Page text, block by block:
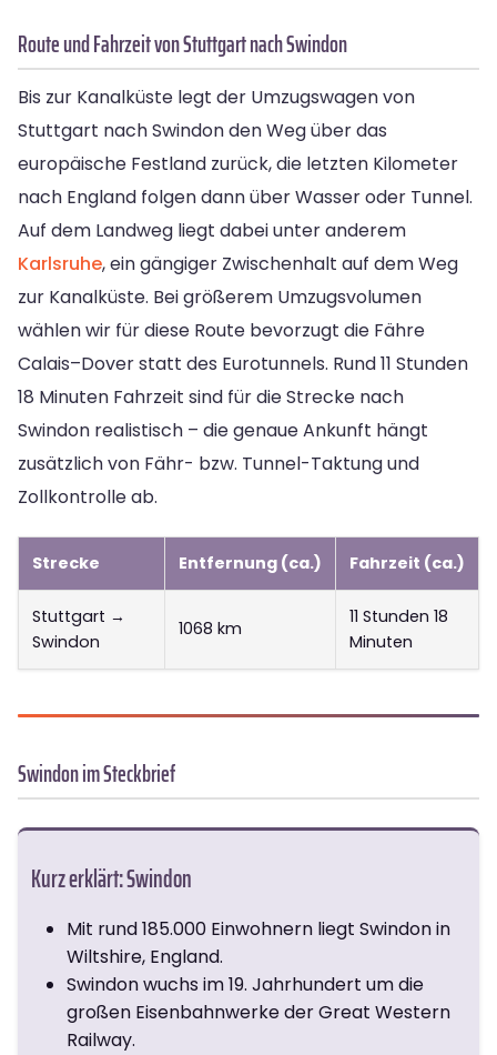
Route und Fahrzeit von Stuttgart nach Swindon
Bis zur Kanalküste legt der Umzugswagen von
Stuttgart nach Swindon den Weg über das
europäische Festland zurück, die letzten Kilometer
nach England folgen dann über Wasser oder Tunnel.
Auf dem Landweg liegt dabei unter anderem
Karlsruhe, ein gängiger Zwischenhalt auf dem Weg
zur Kanalküste. Bei größerem Umzugsvolumen
wählen wir für diese Route bevorzugt die Fähre
Calais–Dover statt des Eurotunnels. Rund 11 Stunden
18 Minuten Fahrzeit sind für die Strecke nach
Swindon realistisch – die genaue Ankunft hängt
zusätzlich von Fähr- bzw. Tunnel-Taktung und
Zollkontrolle ab.
Strecke Entfernung (ca.) Fahrzeit (ca.)
Stuttgart →
Swindon
1068 km
11 Stunden 18
Minuten
Swindon im Steckbrief
Kurz erklärt: Swindon
Mit rund 185.000 Einwohnern liegt Swindon in
Wiltshire, England.
Swindon wuchs im 19. Jahrhundert um die
großen Eisenbahnwerke der Great Western
Railway.